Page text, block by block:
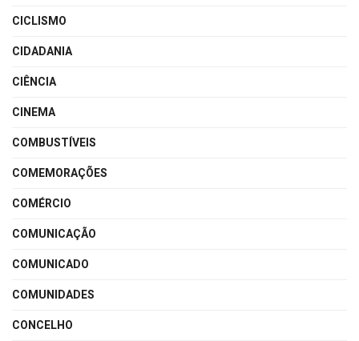
CICLISMO
CIDADANIA
CIÊNCIA
CINEMA
COMBUSTÍVEIS
COMEMORAÇÕES
COMÉRCIO
COMUNICAÇÃO
COMUNICADO
COMUNIDADES
CONCELHO